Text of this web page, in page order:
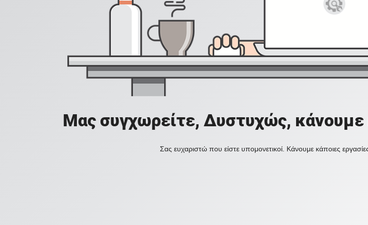
Μας συγχωρείτε, Δυστυχώς, κάνουμε
Σας ευχαριστώ που είστε υπομονετικοί. Κάνουμε κάποιες